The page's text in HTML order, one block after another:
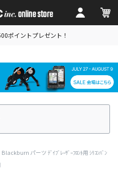
ポイントプレゼント！
Blackburn パーツ ﾃﾞｲﾌﾞﾚｰｻﾞｰﾌﾛﾝﾄ用 ｼﾘｺﾝﾊﾞﾝ